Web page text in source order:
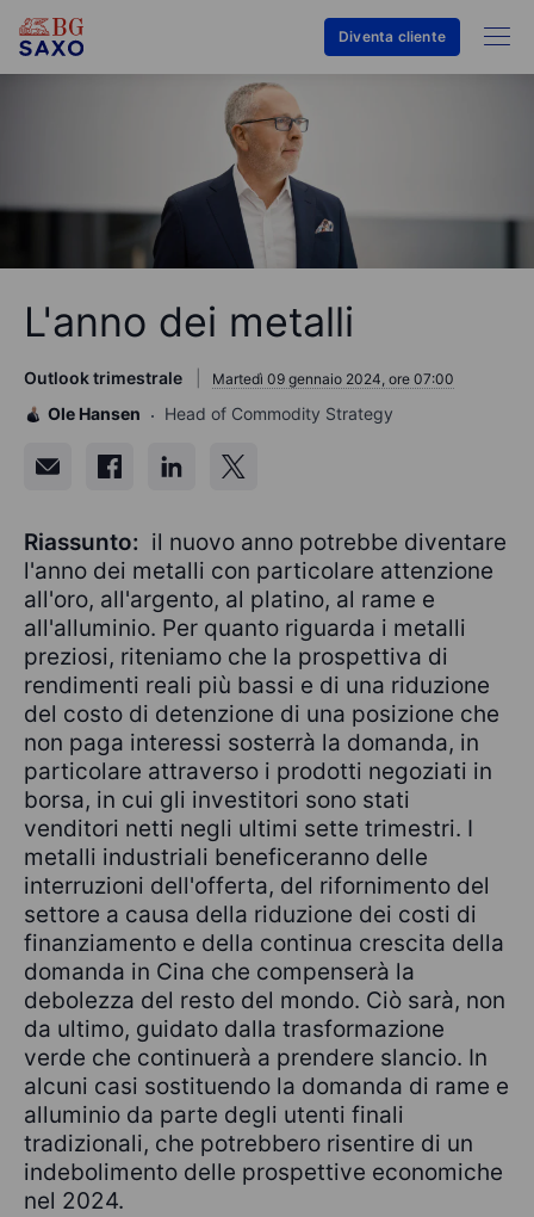
Diventa cliente
L'anno dei metalli
Outlook trimestrale Martedì 09 gennaio 2024, ore 07:00
Ole Hansen Head of Commodity Strategy
Riassunto: il nuovo anno potrebbe diventare
l'anno dei metalli con particolare attenzione
all'oro, all'argento, al platino, al rame e
all'alluminio. Per quanto riguarda i metalli
preziosi, riteniamo che la prospettiva di
rendimenti reali più bassi e di una riduzione
del costo di detenzione di una posizione che
non paga interessi sosterrà la domanda, in
particolare attraverso i prodotti negoziati in
borsa, in cui gli investitori sono stati
venditori netti negli ultimi sette trimestri. I
metalli industriali beneficeranno delle
interruzioni dell'offerta, del rifornimento del
settore a causa della riduzione dei costi di
finanziamento e della continua crescita della
domanda in Cina che compenserà la
debolezza del resto del mondo. Ciò sarà, non
da ultimo, guidato dalla trasformazione
verde che continuerà a prendere slancio. In
alcuni casi sostituendo la domanda di rame e
alluminio da parte degli utenti finali
tradizionali, che potrebbero risentire di un
indebolimento delle prospettive economiche
nel 2024.